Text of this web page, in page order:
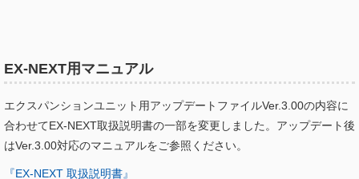
EX-NEXT用マニュアル
エクスパンションユニット用アップデートファイルVer.3.00の内容に
合わせてEX-NEXT取扱説明書の一部を変更しました。アップデート後
はVer.3.00対応のマニュアルをご参照ください。
『EX-NEXT 取扱説明書』